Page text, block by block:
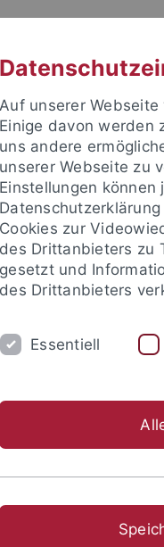
um sich anzumelden:
Auf unserer
Einige davon werden
uns andere
unserer Webseite zu
Einstellungen
Cookies zur
des Drittanbieters zu
gesetzt und
des Drittanbieters
Essentiell